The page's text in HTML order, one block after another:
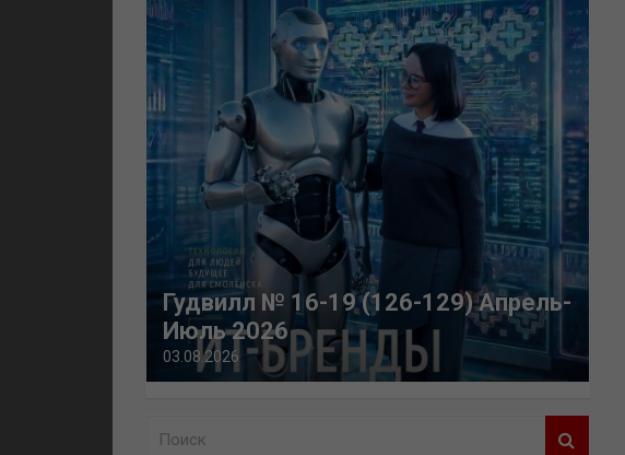
Гудвилл № 16-19 (126-129) Апрель-
Июль 2026
03.08.2026